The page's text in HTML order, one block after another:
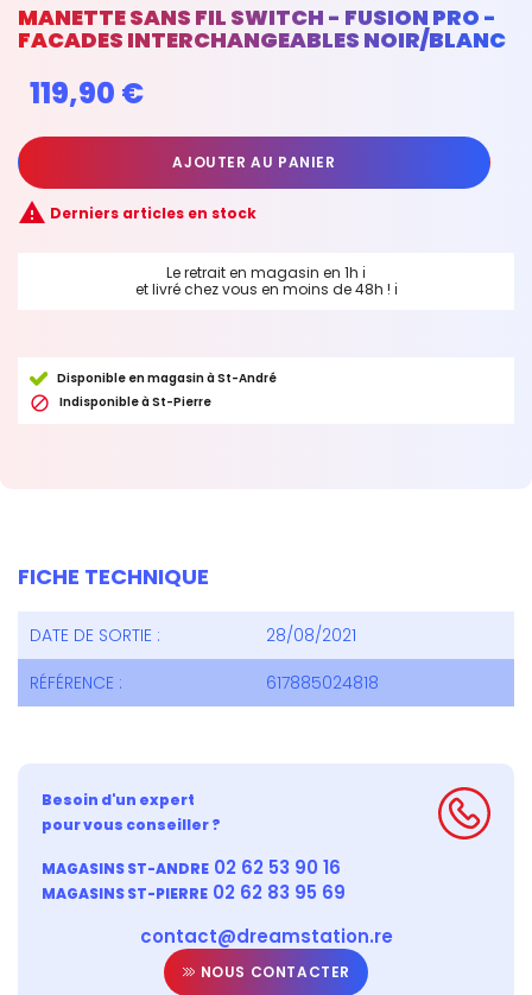
MANETTE SANS FIL SWITCH - FUSION PRO -
FACADES INTERCHANGEABLES NOIR/BLANC
119,90 €
AJOUTER AU PANIER
 Derniers articles en stock
Le retrait en magasin en 1h ℹ
et livré chez vous en moins de 48h ! ℹ
Disponible en magasin à St-André
 Indisponible à St-Pierre
FICHE TECHNIQUE
DATE DE SORTIE :
28/08/2021
RÉFÉRENCE :
617885024818
Besoin d'un expert
pour vous conseiller ?
MAGASINS ST-ANDRE 02 62 53 90 16
MAGASINS ST-PIERRE 02 62 83 95 69
contact@dreamstation.re
NOUS CONTACTER